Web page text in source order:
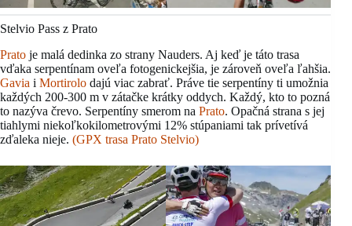
Stelvio Pass z Prato
Prato je malá dedinka zo strany Nauders. Aj keď je táto trasa
vďaka serpentínam oveľa fotogenickejšia, je zároveň oveľa ľahšia.
Gavia i Mortirolo dajú viac zabrať. Práve tie serpentíny ti umožnia
každých 200-300 m v zátačke krátky oddych. Každý, kto to pozná
to nazýva črevo. Serpentíny smerom na Prato. Opačná strana s jej
tiahlymi niekoľkokilometrovými 12% stúpaniami tak prívetívá
zďaleka nieje. (GPX trasa Prato Stelvio)